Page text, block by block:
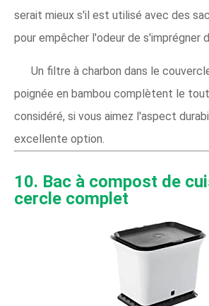
serait mieux s'il est utilisé avec des
pour empêcher l'odeur de s'imprégner
Un filtre à charbon dans le
poignée en bambou complètent le
considéré, si vous aimez l'aspect
excellente option.
10. Bac à compost de
cercle complet